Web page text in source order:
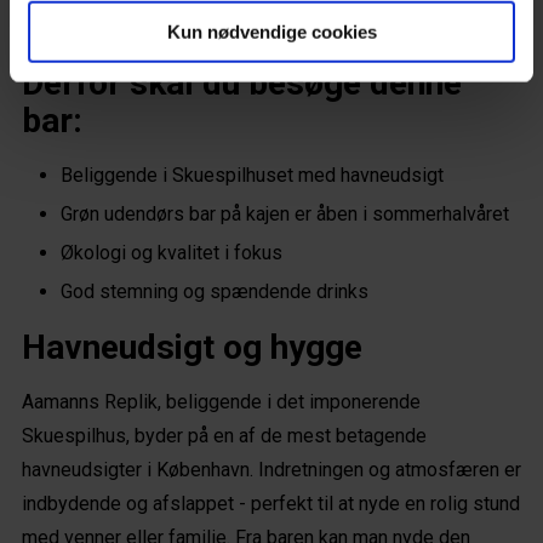
Kun nødvendige cookies
Derfor skal du besøge denne
bar:
Beliggende i Skuespilhuset med havneudsigt
Grøn udendørs bar på kajen er åben i sommerhalvåret
Økologi og kvalitet i fokus
God stemning og spændende drinks
Havneudsigt og hygge
Aamanns Replik, beliggende i det imponerende
Skuespilhus, byder på en af de mest betagende
havneudsigter i København. Indretningen og atmosfæren er
indbydende og afslappet - perfekt til at nyde en rolig stund
med venner eller familie. Fra baren kan man nyde den
Presse
#Earlybirddk
Facebook
Instagram